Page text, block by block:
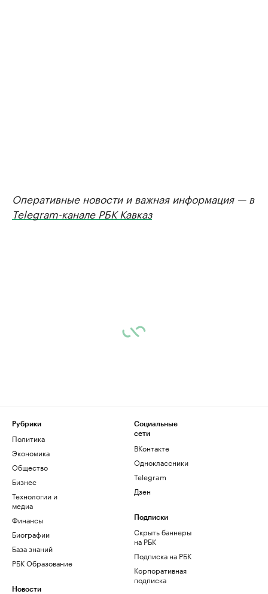
Оперативные новости и важная информация — в
Telegram-канале РБК Кавказ
Рубрики
Политика
Экономика
Общество
Бизнес
Технологии и
медиа
Финансы
Биографии
База знаний
РБК Образование
Новости
Социальные
сети
ВКонтакте
Одноклассники
Telegram
Дзен
Подписки
Скрыть баннеры
на РБК
Подписка на РБК
Корпоративная
подписка